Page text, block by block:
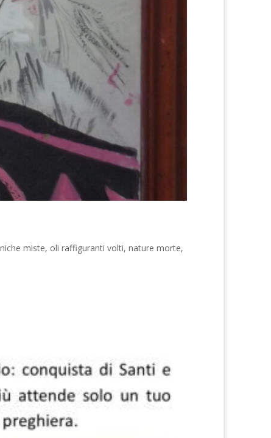
miste, oli raffiguranti volti, nature morte,